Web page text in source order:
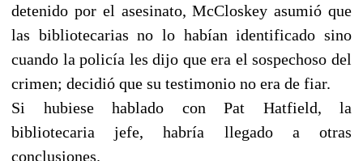
detenido por el asesinato, McCloskey asumió que
las bibliotecarias no lo habían identificado sino
cuando la policía les dijo que era el sospechoso del
crimen; decidió que su testimonio no era de fiar.
Si hubiese hablado con Pat Hatfield, la
bibliotecaria jefe, habría llegado a otras
conclusiones.